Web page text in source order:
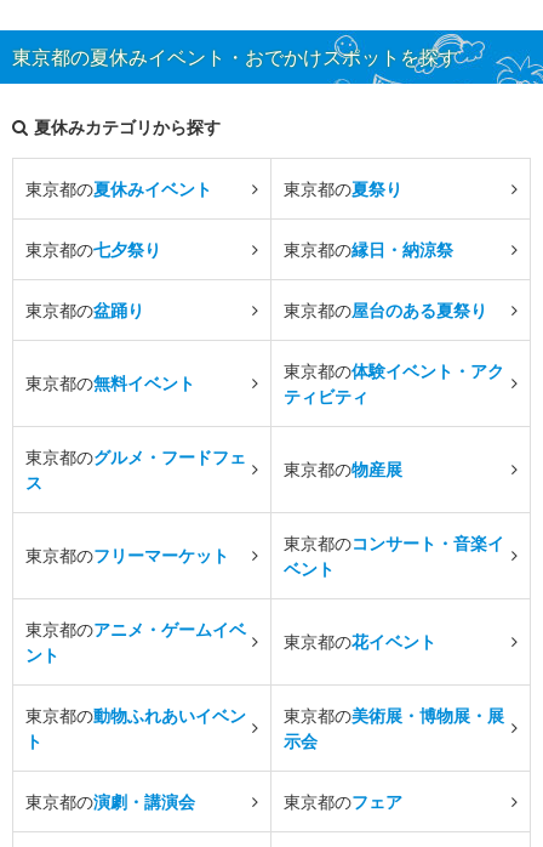
東京都の夏休みイベント・おでかけスポットを探す
夏休みカテゴリから探す
東京都の夏休みイベント 東京都の夏祭り
東京都の七夕祭り 東京都の縁日・納涼祭
東京都の盆踊り 東京都の屋台のある夏祭り
東京都の無料イベント
東京都の体験イベント・アク
ティビティ
東京都のグルメ・フードフェ
ス
東京都の物産展
東京都のフリーマーケット
東京都のコンサート・音楽イ
ベント
東京都のアニメ・ゲームイベ
ント
東京都の花イベント
東京都の動物ふれあいイベン
ト
東京都の美術展・博物展・展
示会
東京都の演劇・講演会 東京都のフェア